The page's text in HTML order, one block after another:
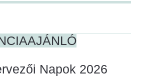
Napok 2026